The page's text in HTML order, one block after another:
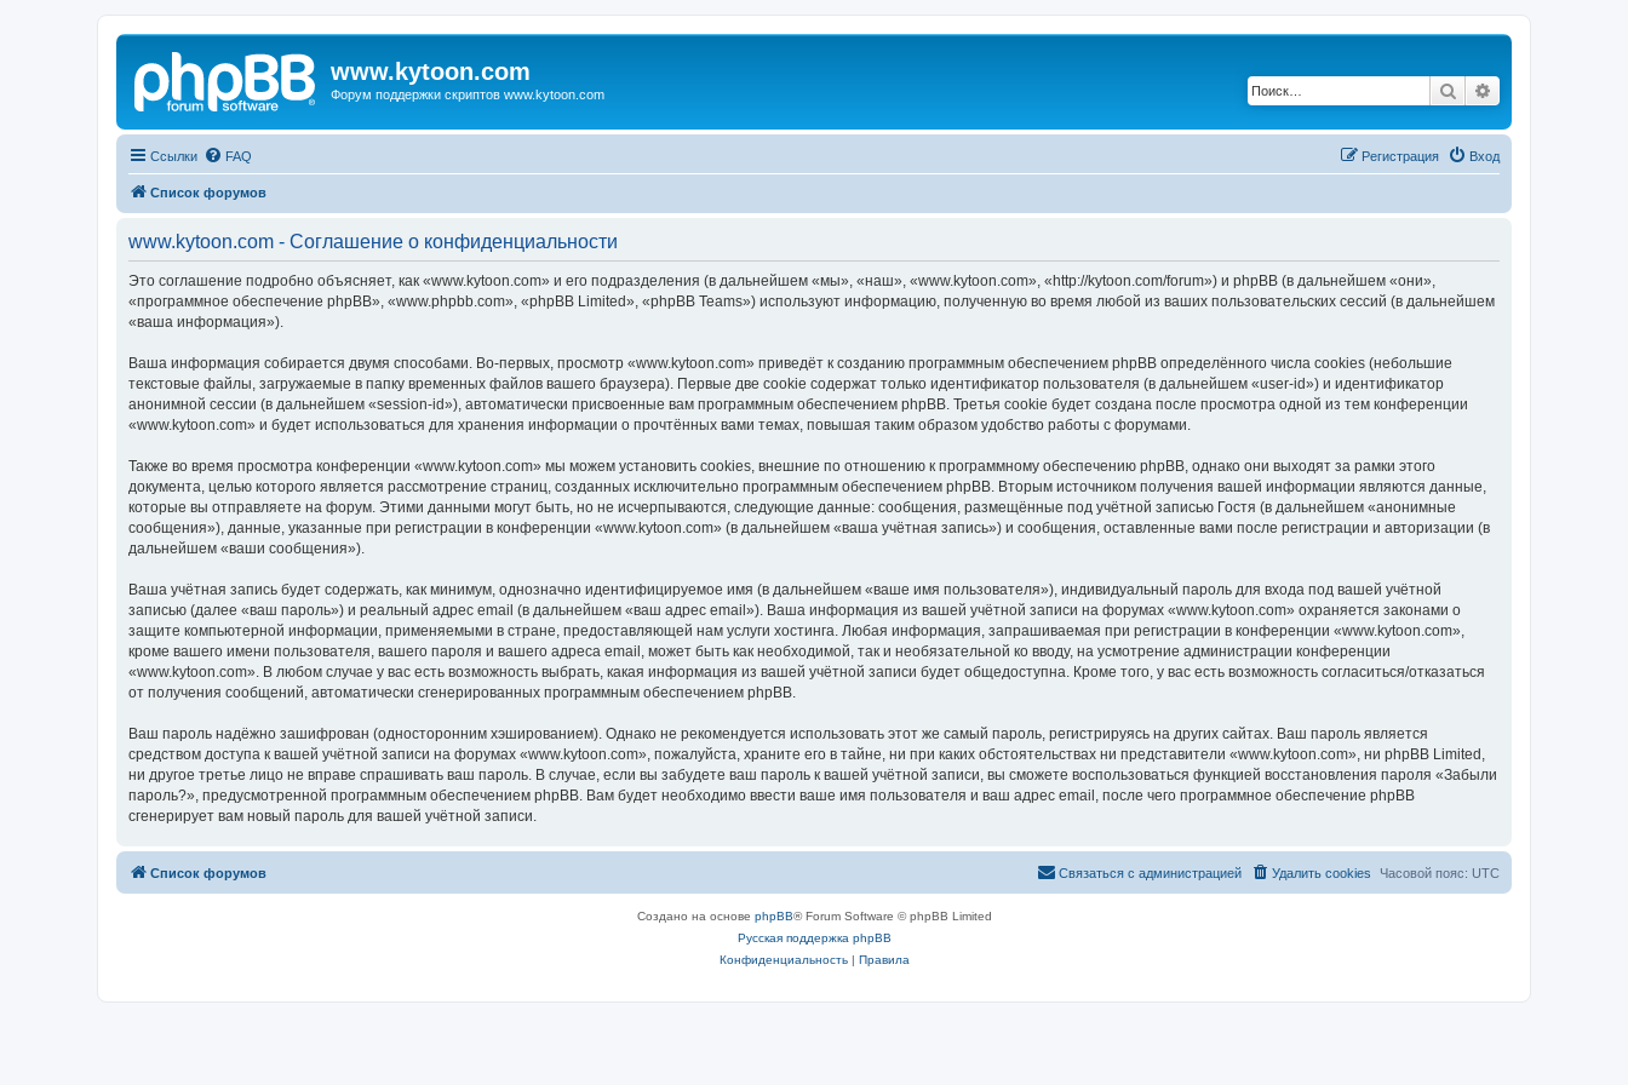
www.kytoon.com
Форум поддержки скриптов www.kytoon.com Поиск
Ссылки FAQ Вход
Регистрация
Список форумов
www.kytoon.com - Соглашение о конфиденциальности
Это соглашение подробно объясняет, как «www.kytoon.com» и его подразделения (в дальнейшем «мы», «наш», «www.kytoon.com», «http://kytoon.com/forum») и phpBB (в дальнейшем «они»,
«программное обеспечение phpBB», «www.phpbb.com», «phpBB Limited», «phpBB Teams») используют информацию, полученную во время любой из ваших пользовательских сессий (в дальнейшем
«ваша информация»).
Ваша информация собирается двумя способами. Во-первых, просмотр «www.kytoon.com» приведёт к созданию программным обеспечением phpBB определённого числа cookies (небольшие
текстовые файлы, загружаемые в папку временных файлов вашего браузера). Первые две cookie содержат только идентификатор пользователя (в дальнейшем «user-id») и идентификатор
анонимной сессии (в дальнейшем «session-id»), автоматически присвоенные вам программным обеспечением phpBB. Третья cookie будет создана после просмотра одной из тем конференции
«www.kytoon.com» и будет использоваться для хранения информации о прочтённых вами темах, повышая таким образом удобство работы с форумами.
Также во время просмотра конференции «www.kytoon.com» мы можем установить cookies, внешние по отношению к программному обеспечению phpBB, однако они выходят за рамки этого
документа, целью которого является рассмотрение страниц, созданных исключительно программным обеспечением phpBB. Вторым источником получения вашей информации являются данные,
которые вы отправляете на форум. Этими данными могут быть, но не исчерпываются, следующие данные: сообщения, размещённые под учётной записью Гостя (в дальнейшем «анонимные
сообщения»), данные, указанные при регистрации в конференции «www.kytoon.com» (в дальнейшем «ваша учётная запись») и сообщения, оставленные вами после регистрации и авторизации (в
дальнейшем «ваши сообщения»).
Ваша учётная запись будет содержать, как минимум, однозначно идентифицируемое имя (в дальнейшем «ваше имя пользователя»), индивидуальный пароль для входа под вашей учётной
записью (далее «ваш пароль») и реальный адрес email (в дальнейшем «ваш адрес email»). Ваша информация из вашей учётной записи на форумах «www.kytoon.com» охраняется законами о
защите компьютерной информации, применяемыми в стране, предоставляющей нам услуги хостинга. Любая информация, запрашиваемая при регистрации в конференции «www.kytoon.com»,
кроме вашего имени пользователя, вашего пароля и вашего адреса email, может быть как необходимой, так и необязательной ко вводу, на усмотрение администрации конференции
«www.kytoon.com». В любом случае у вас есть возможность выбрать, какая информация из вашей учётной записи будет общедоступна. Кроме того, у вас есть возможность согласиться/отказаться
от получения сообщений, автоматически сгенерированных программным обеспечением phpBB.
Ваш пароль надёжно зашифрован (односторонним хэшированием). Однако не рекомендуется использовать этот же самый пароль, регистрируясь на других сайтах. Ваш пароль является
средством доступа к вашей учётной записи на форумах «www.kytoon.com», пожалуйста, храните его в тайне, ни при каких обстоятельствах ни представители «www.kytoon.com», ни phpBB Limited,
ни другое третье лицо не вправе спрашивать ваш пароль. В случае, если вы забудете ваш пароль к вашей учётной записи, вы сможете воспользоваться функцией восстановления пароля «Забыли
пароль?», предусмотренной программным обеспечением phpBB. Вам будет необходимо ввести ваше имя пользователя и ваш адрес email, после чего программное обеспечение phpBB
сгенерирует вам новый пароль для вашей учётной записи.
Список форумов Часовой пояс: UTC
Удалить cookies
Связаться с администрацией
Создано на основе phpBB® Forum Software © phpBB Limited
Русская поддержка phpBB
Конфиденциальность| Правила